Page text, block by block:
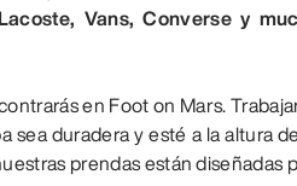
Vans, Converse y
en Foot on Mars.
duradera y esté a la altura
prendas están diseñadas